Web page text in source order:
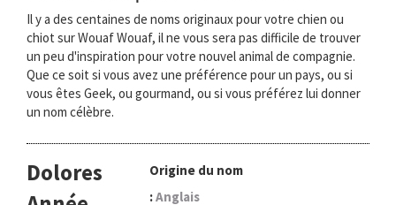
Il y a des centaines de noms originaux pour votre chien ou
chiot sur Wouaf Wouaf, il ne vous sera pas difficile de trouver
un peu d'inspiration pour votre nouvel animal de compagnie.
Que ce soit si vous avez une préférence pour un pays, ou si
vous êtes Geek, ou gourmand, ou si vous préférez lui donner
un nom célèbre.
Dolores
Origine du nom
:Anglais